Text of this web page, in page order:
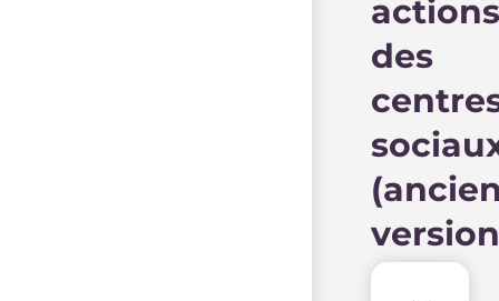
actions
des